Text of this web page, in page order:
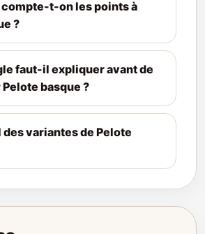
t-on les points à
?
faut-il expliquer avant de
basque ?
variantes de Pelote